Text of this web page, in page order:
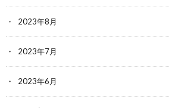
2023年8月
2023年7月
2023年6月